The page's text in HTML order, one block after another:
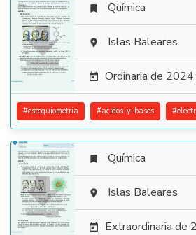

 Química
 Islas Baleares
 Ordinaria de 2024
#estequiometria #acidos-y-bases #

 Química
 Islas Baleares
 Extraordinaria de